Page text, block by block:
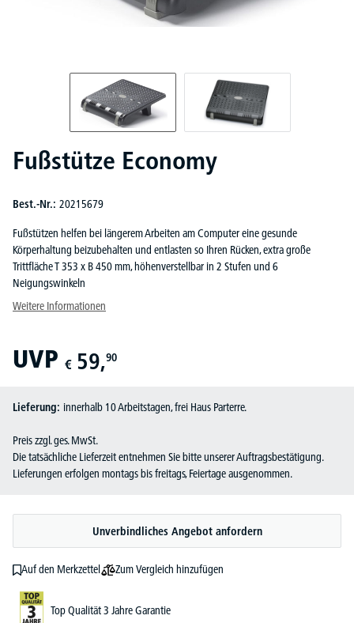
Fußstütze Economy
Best.-Nr.: 20215679
Fußstützen helfen bei längerem Arbeiten am Computer eine gesunde
Körperhaltung beizubehalten und entlasten so Ihren Rücken, extra große
Trittfläche T 353 x B 450 mm, höhenverstellbar in 2 Stufen und 6
Neigungswinkeln
Weitere Informationen
UVP € 59,90
Lieferung: innerhalb 10 Arbeitstagen, frei Haus Parterre.
Preis zzgl. ges. MwSt.
Die tatsächliche Lieferzeit entnehmen Sie bitte unserer Auftragsbestätigung.
Lieferungen erfolgen montags bis freitags, Feiertage ausgenommen.
Unverbindliches Angebot anfordern
Auf den Merkzettel Zum Vergleich hinzufügen
Top Qualität 3 Jahre Garantie